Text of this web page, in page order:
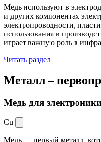
Медь используют в
и других компонентах
электропроводности,
использования в
играет важную роль в
Читать раздел
Металл –
Медь для электроники
Cu
Медь — первый металл,